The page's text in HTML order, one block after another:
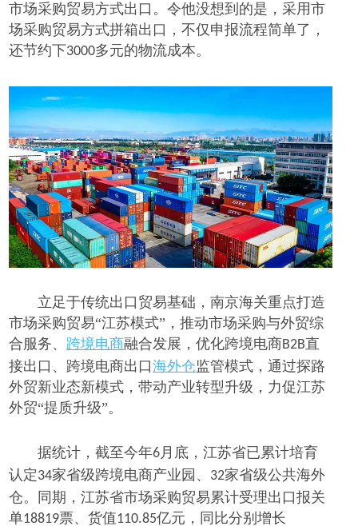
市场采购贸易方式出口。令他没想到的是，采用市
场采购贸易方式拼箱出口，不仅申报流程简单了，
还节约下3000多元的物流成本。
立足于传统出口贸易基础，南京海关重点打造
市场采购贸易“江苏模式”，推动市场采购与外贸综
合服务、 跨境电商融合发展，优化跨境电商B2B直
接出口、 跨境电商出口海外仓监管模式，通过探路
外贸新业态新模式，带动产业转型升级，力促江苏
外贸“提质升级”。
据统计，截至今年6月底，江苏省已累计培育
认定34家省级跨境电商产业园、 32家省级公共海外
仓。同期，江苏省市场采购贸易累计受理出口报关
单18819票、货值110.85亿元，同比分别增长